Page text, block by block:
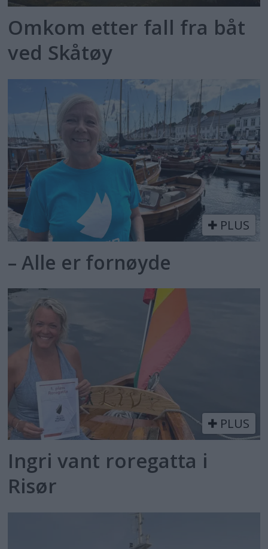
Omkom etter fall fra båt
ved Skåtøy
PLUS
– Alle er fornøyde
PLUS
Ingri vant roregatta i
Risør